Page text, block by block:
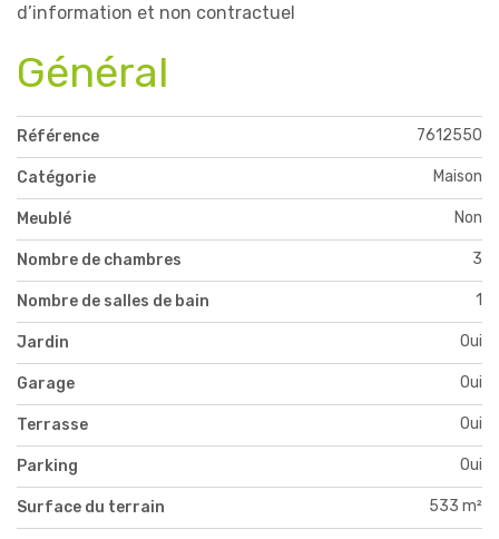
d’information et non contractuel
Général
Référence 7612550
Catégorie Maison
Meublé Non
Nombre de chambres 3
Nombre de salles de bain 1
Jardin Oui
Garage Oui
Terrasse Oui
Parking Oui
Surface du terrain 533 m²